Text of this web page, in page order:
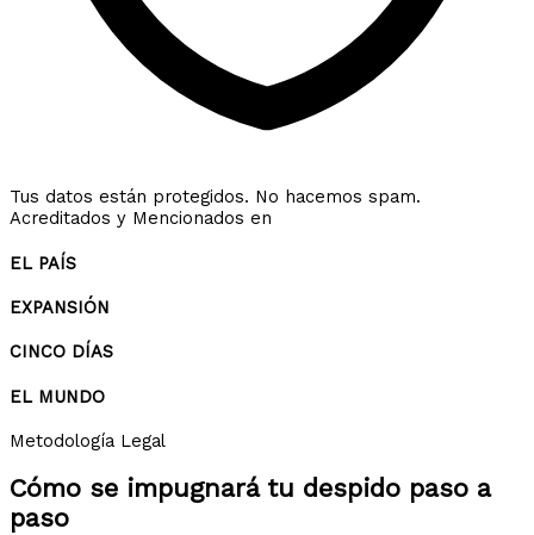
Tus datos están protegidos. No hacemos spam.
Acreditados y Mencionados en
EL PAÍS
EXPANSIÓN
CINCO DÍAS
EL MUNDO
Metodología Legal
Cómo se impugnará tu despido paso a
paso